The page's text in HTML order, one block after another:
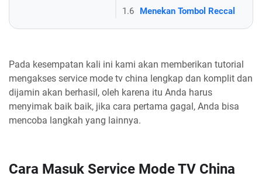
1.6
Menekan Tombol Reccal
Pada kesempatan kali ini kami akan memberikan tutorial
mengakses service mode tv china lengkap dan komplit dan
dijamin akan berhasil, oleh karena itu Anda harus
menyimak baik baik, jika cara pertama gagal, Anda bisa
mencoba langkah yang lainnya.
Cara Masuk Service Mode TV China